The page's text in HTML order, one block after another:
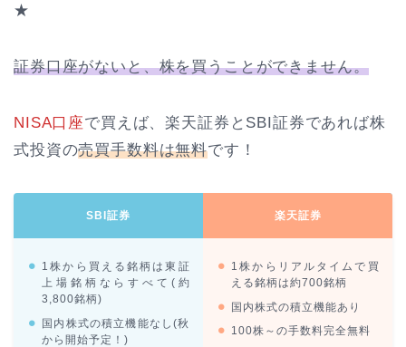
★
証券口座がないと、株を買うことができません。
NISA口座で買えば、楽天証券とSBI証券であれば株
式投資の売買手数料は無料です！
SBI証券 楽天証券
1株から買える銘柄は東証
上場銘柄ならすべて(約
3,800銘柄)
国内株式の積立機能なし(秋
から開始予定！)
1株からリアルタイムで買
える銘柄は約700銘柄
国内株式の積立機能あり
100株～の手数料完全無料